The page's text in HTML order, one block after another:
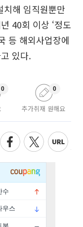
해 임직원뿐만
40회 이상 ‘정도
등 해외사업장에
있다.
0
추가취재 원해요
0